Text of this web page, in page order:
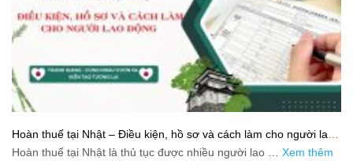
Hoàn thuế tại Nhật – Điều kiện, hồ sơ và cách làm cho người lao
động
Hoàn thuế tại Nhật là thủ tục được nhiều người lao … Xem thêm